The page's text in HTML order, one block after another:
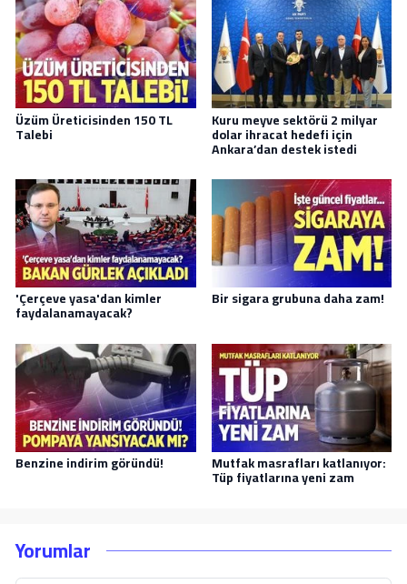
Üzüm Üreticisinden 150 TL
Talebi
Kuru meyve sektörü 2 milyar
dolar ihracat hedefi için
Ankara’dan destek istedi
'Çerçeve yasa'dan kimler
faydalanamayacak?
Bir sigara grubuna daha zam!
Benzine indirim göründü! Mutfak masrafları katlanıyor:
Tüp fiyatlarına yeni zam
Yorumlar